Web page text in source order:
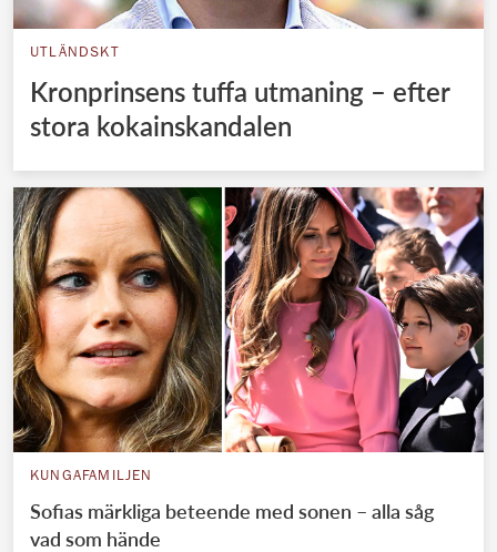
UTLÄNDSKT
Kronprinsens tuffa utmaning – efter
stora kokainskandalen
KUNGAFAMILJEN
Sofias märkliga beteende med sonen – alla såg
vad som hände